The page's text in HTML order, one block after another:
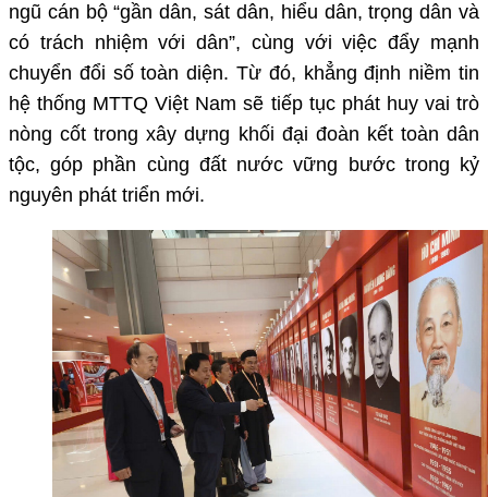
ngũ cán bộ “gần dân, sát dân, hiểu dân, trọng dân và
có trách nhiệm với dân”, cùng với việc đẩy mạnh
chuyển đổi số toàn diện. Từ đó, khẳng định niềm tin
hệ thống MTTQ Việt Nam sẽ tiếp tục phát huy vai trò
nòng cốt trong xây dựng khối đại đoàn kết toàn dân
tộc, góp phần cùng đất nước vững bước trong kỷ
nguyên phát triển mới.